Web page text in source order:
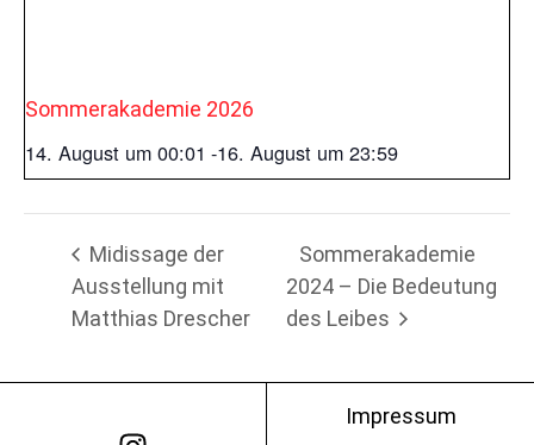
Sommerakademie 2026
14. August um 00:01 -16. August um 23:59
Midissage der
Ausstellung mit
Matthias Drescher
Sommerakademie
2024 – Die Bedeutung
des Leibes
Impressum